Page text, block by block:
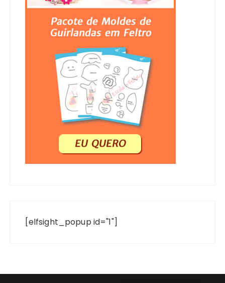
[elfsight_popup id="1"]